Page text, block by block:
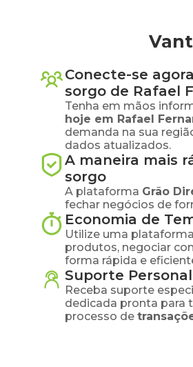
Conecte-se
sorgo de Rafael
Tenha em mãos
hoje em Rafael
demanda na sua
dados atualizados.
A maneira mais
sorgo
A plataforma Grão
fechar negócios de
Economia de
Utilize uma
produtos, negociar
forma rápida e
Suporte
Receba suporte
dedicada pronta para
processo de